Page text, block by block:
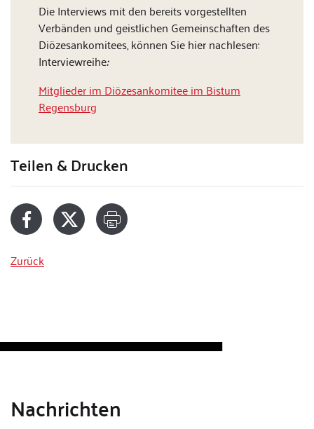
Die Interviews mit den bereits vorgestellten
Verbänden und geistlichen Gemeinschaften des
Diözesankomitees, können Sie hier nachlesen:
Interviewreihe:
Mitglieder im Diözesankomitee im Bistum
Regensburg
Teilen & Drucken
Zurück
Nachrichten